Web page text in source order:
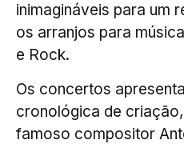
inimagináveis para um
os arranjos para
e Rock.
Os concertos
cronológica de
famoso compositor